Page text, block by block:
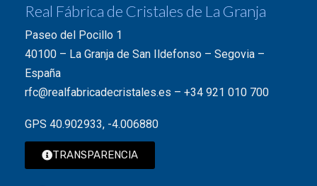
Real Fábrica de Cristales de La Granja
Paseo del Pocillo 1
40100 – La Granja de San Ildefonso – Segovia –
España
rfc@realfabricadecristales.es – +34 921 010 700
GPS 40.902933, -4.006880
TRANSPARENCIA